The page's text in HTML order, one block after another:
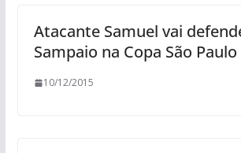
Atacante Samuel vai
Sampaio na Copa São Paulo
10/12/2015